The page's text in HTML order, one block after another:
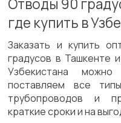
Отводы 90
где купить в
Заказать и купить
градусов в Ташкенте
Узбекистана
поставляем все
трубопроводов и
краткие сроки и на